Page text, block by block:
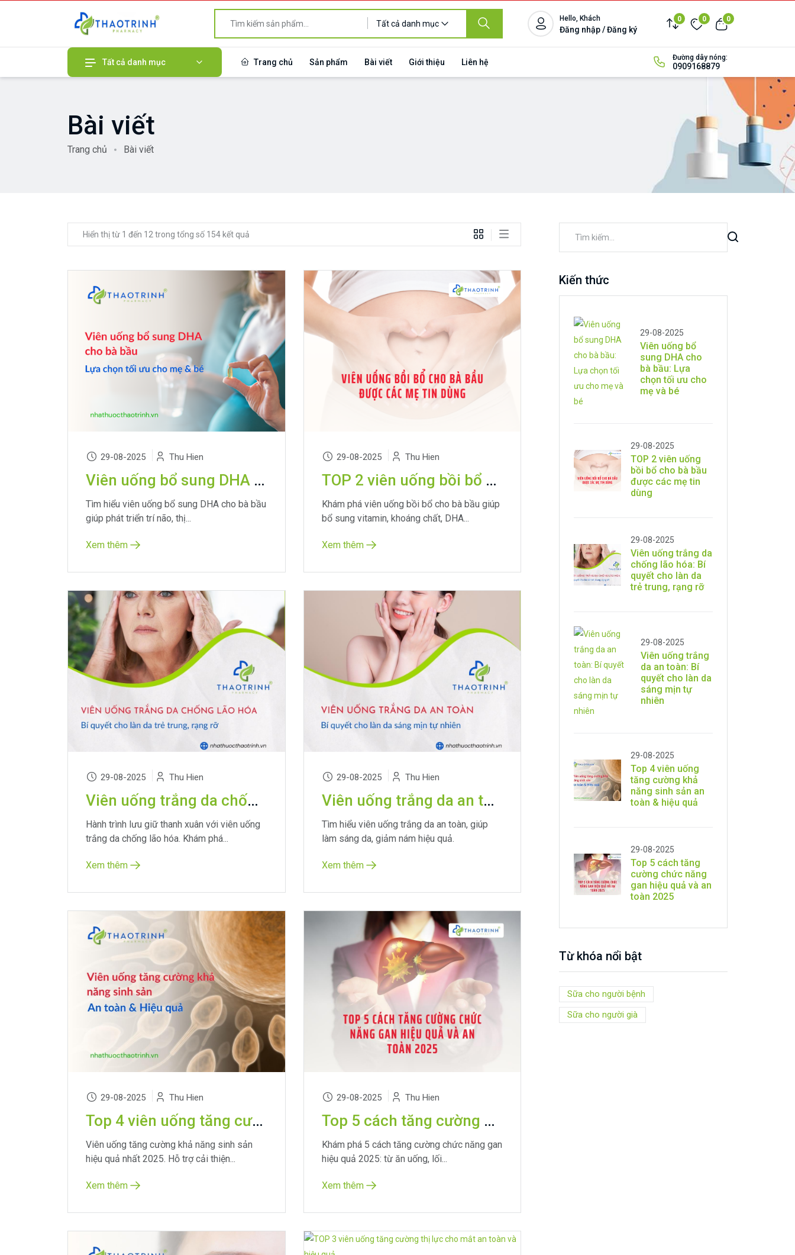
Tất cả danh mục
Hello, Khách
Đăng nhập / Đăng ký
0 0 0
Tất cả danh mục Trang chủ Sản phẩm Bài viết Giới thiệu Liên hệ Đường dây nóng:
0909168879
Bài viết
Trang chủ Bài viết
Hiển thị từ 1 đến 12 trong tổng số 154 kết quả
29-08-2025 Thu Hien
Viên uống bổ sung DHA cho bà bầu: Lựa chọn tối ưu cho mẹ và bé
Tìm hiểu viên uống bổ sung DHA cho bà bầu
giúp phát triển trí não, thị...
Xem thêm
29-08-2025 Thu Hien
TOP 2 viên uống bồi bổ cho bà bầu được các mẹ tin dùng
Khám phá viên uống bồi bổ cho bà bầu giúp
bổ sung vitamin, khoáng chất, DHA...
Xem thêm
29-08-2025 Thu Hien
Viên uống trắng da chống lão hóa: Bí quyết cho làn da trẻ trung, rạng rỡ
Hành trình lưu giữ thanh xuân với viên uống
trắng da chống lão hóa. Khám phá...
Xem thêm
29-08-2025 Thu Hien
Viên uống trắng da an toàn: Bí quyết cho làn da sáng mịn tự nhiên
Tìm hiểu viên uống trắng da an toàn, giúp
làm sáng da, giảm nám hiệu quả.
Xem thêm
29-08-2025 Thu Hien
Top 4 viên uống tăng cường khả năng sinh sản an toàn & hiệu quả
Viên uống tăng cường khả năng sinh sản
hiệu quả nhất 2025. Hỗ trợ cải thiện...
Xem thêm
29-08-2025 Thu Hien
Top 5 cách tăng cường chức năng gan hiệu quả và an toàn 2025
Khám phá 5 cách tăng cường chức năng gan
hiệu quả 2025: từ ăn uống, lối...
Xem thêm
Kiến thức
29-08-2025
Viên uống bổ
sung DHA cho
bà bầu: Lựa
chọn tối ưu cho
mẹ và bé
29-08-2025
TOP 2 viên uống
bồi bổ cho bà bầu
được các mẹ tin
dùng
29-08-2025
Viên uống trắng da
chống lão hóa: Bí
quyết cho làn da
trẻ trung, rạng rỡ
29-08-2025
Viên uống trắng
da an toàn: Bí
quyết cho làn da
sáng mịn tự
nhiên
29-08-2025
Top 4 viên uống
tăng cường khả
năng sinh sản an
toàn & hiệu quả
29-08-2025
Top 5 cách tăng
cường chức năng
gan hiệu quả và an
toàn 2025
Từ khóa nổi bật
Sữa cho người bệnh
Sữa cho người già